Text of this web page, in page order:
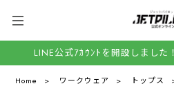
LINE公式ｱｶｳﾝﾄを開設しました
Home ワークウェア トップス